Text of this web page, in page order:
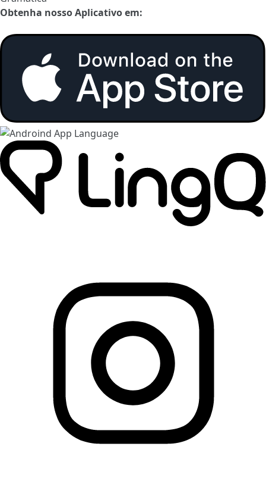
Obtenha nosso Aplicativo em: